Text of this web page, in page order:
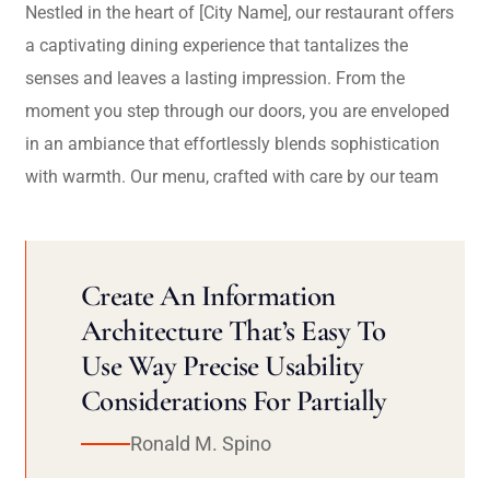
Nestled in the heart of [City Name], our restaurant offers
a captivating dining experience that tantalizes the
senses and leaves a lasting impression. From the
moment you step through our doors, you are enveloped
in an ambiance that effortlessly blends sophistication
with warmth. Our menu, crafted with care by our team
Create An Information
Architecture That’s Easy To
Use Way Precise Usability
Considerations For Partially
Ronald M. Spino